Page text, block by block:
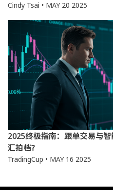
Cindy Tsai • MAY 20 2025
2025终极指南：跟单交易与
汇拍档？
TradingCup • MAY 16 2025